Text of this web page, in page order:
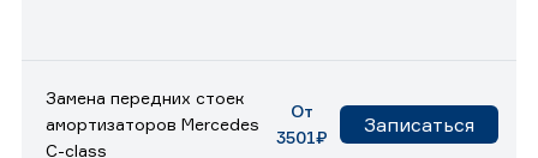
Замена передних стоек
амортизаторов Mercedes
C-class
От
3501₽
Записаться